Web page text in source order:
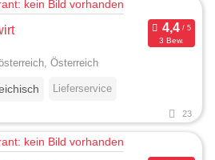
3 Bew.
Österreich
Lieferservice
23